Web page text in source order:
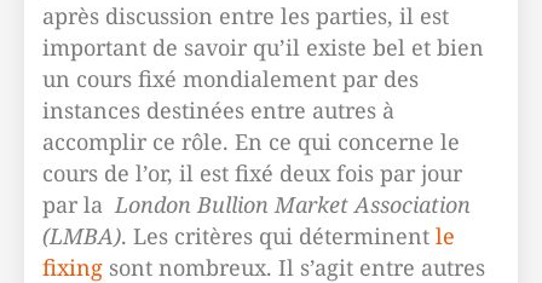
après discussion entre les parties, il est
important de savoir qu’il existe bel et bien
un cours fixé mondialement par des
instances destinées entre autres à
accomplir ce rôle. En ce qui concerne le
cours de l’or, il est fixé deux fois par jour
par laLondon Bullion Market Association
(LMBA). Les critères qui déterminent le
fixing sont nombreux. Il s’agit entre autres